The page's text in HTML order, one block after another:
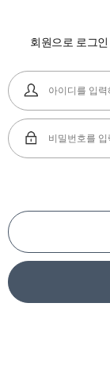
회원으로 로그